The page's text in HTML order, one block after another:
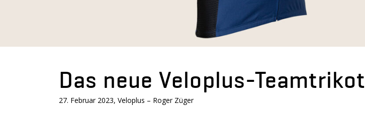
Das neue Veloplus-Teamtrikot
27. Februar 2023, Veloplus – Roger Züger